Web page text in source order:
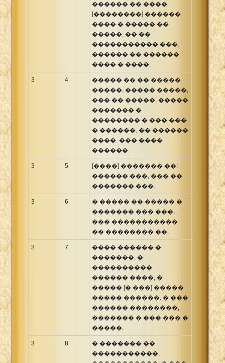
������ �� ����
[��������] ������
���� � ����� ��
�����, �� ��
����������� ���,
������ �� ������
���� � ����;
3 4
����� �� �� �����
�����, ����� �����,
��� �� �����; �����
������� �
�������� � ��� ���
� ������; �� ������
����, ��� ����
������.
3 5
[����] ������� ��:
������ ���, ��� ��
������� ���.
3 6
� ����� �� ����� �
������� ��� ���,
��� �����������
�� �������� ��.
3 7
���� ������ �
�������, �
����������
������ ����, �
����� [� ���] �����
����� ������. � ���
������ ��������,
������� � ��� ��� �
�����.
3 8
� ������� ��
�����������,